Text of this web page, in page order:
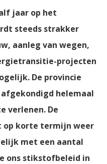
jaar op het
steeds strakker
aanleg van wegen,
projecten
De provincie
helemaal
verlenen. De
op korte termijn weer
met een aantal
ons stikstofbeleid in